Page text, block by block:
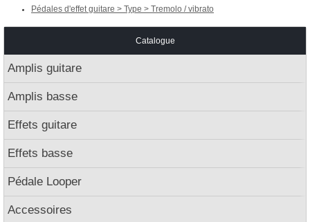
Pédales d'effet guitare > Type > Tremolo / vibrato
Catalogue
Amplis guitare
Amplis basse
Effets guitare
Effets basse
Pédale Looper
Accessoires